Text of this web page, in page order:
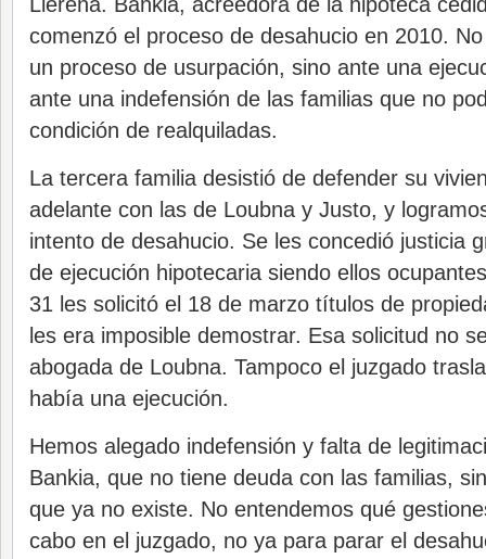
comenzó el proceso de desahucio en 2010.
un proceso de usurpación, sino ante una
ante una indefensión de las familias que no
condición de realquiladas.
La tercera familia desistió de defender su
adelante con las de Loubna y Justo, y
intento de desahucio. Se les concedió justicia
de ejecución hipotecaria siendo ellos
31 les solicitó el 18 de marzo títulos de
les era imposible demostrar. Esa solicitud no
abogada de Loubna. Tampoco el juzgado
había una ejecución.
Hemos alegado indefensión y falta de
Bankia, que no tiene deuda con las familias,
que ya no existe. No entendemos qué
cabo en el juzgado, no ya para parar el